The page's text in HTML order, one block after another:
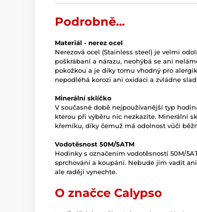
Podrobně...
Materiál - nerez ocel
Nerezová ocel (Stainless steel) je velmi
poškrábaní a nárazu, neohýbá se ani
pokožkou a je díky tomu vhodný pro
nepodléhá korozi ani oxidaci a zvládne
Minerální sklíčko
V současné době nejpoužívanější typ
kterou při výběru nic nezkazíte. Minerální
křemíku, díky čemuž má odolnost vůči
Vodotěsnost 50M/5ATM
Hodinky s označením vodotěsnosti 50M/
sprchování a koupání. Nebude jim vadit
ale raději vynechte.
O značce Calypso